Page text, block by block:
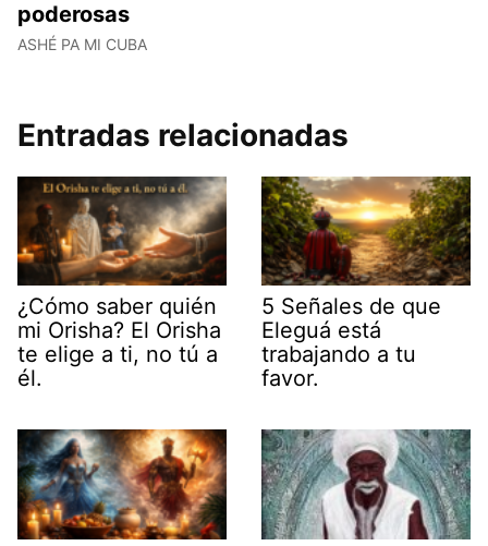
poderosas
ASHÉ PA MI CUBA
Entradas relacionadas
¿Cómo saber quién
mi Orisha? El Orisha
te elige a ti, no tú a
él.
5 Señales de que
Eleguá está
trabajando a tu
favor.